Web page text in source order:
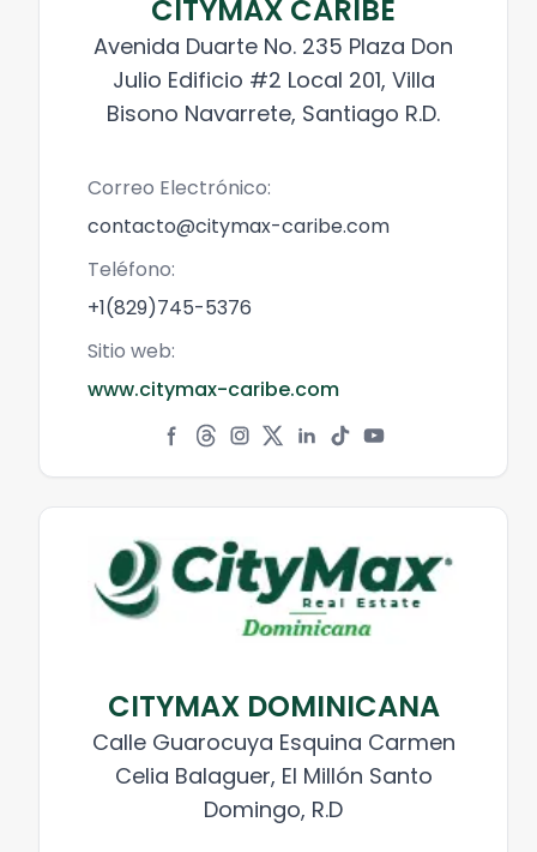
CITYMAX CARIBE
Avenida Duarte No. 235 Plaza Don
Julio Edificio #2 Local 201, Villa
Bisono Navarrete, Santiago R.D.
Correo Electrónico:
contacto@citymax-caribe.com
Teléfono:
+1(829)745-5376
Sitio web:
www.citymax-caribe.com
CITYMAX DOMINICANA
Calle Guarocuya Esquina Carmen
Celia Balaguer, El Millón Santo
Domingo, R.D